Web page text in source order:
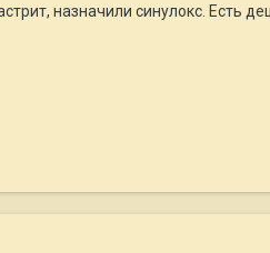
назначили синулокс. Есть